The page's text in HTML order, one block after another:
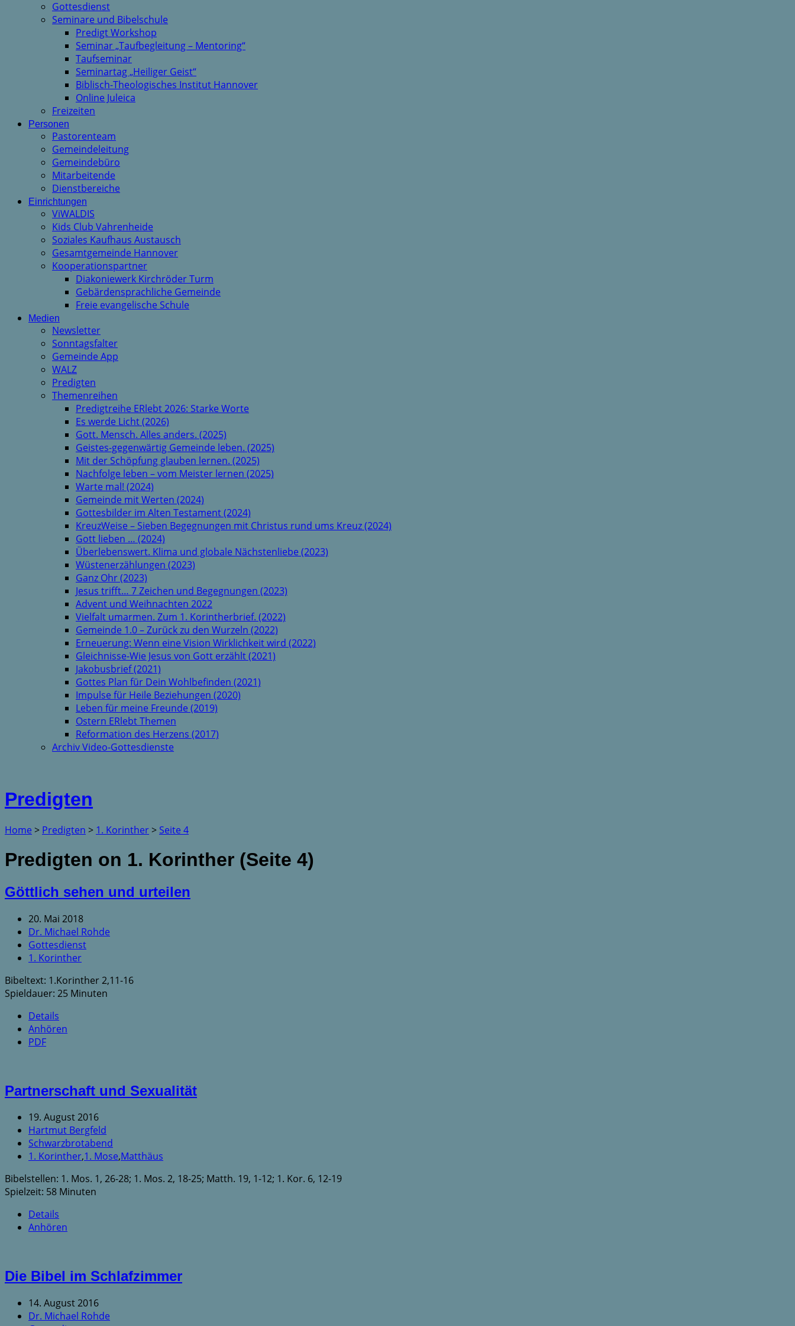
Gottesdienst
Seminare und Bibelschule
Predigt Workshop
Seminar „Taufbegleitung – Mentoring“
Taufseminar
Seminartag „Heiliger Geist“
Biblisch-Theologisches Institut Hannover
Online Juleica
Freizeiten
Personen
Pastorenteam
Gemeindeleitung
Gemeindebüro
Mitarbeitende
Dienstbereiche
Einrichtungen
ViWALDIS
Kids Club Vahrenheide
Soziales Kaufhaus Austausch
Gesamtgemeinde Hannover
Kooperationspartner
Diakoniewerk Kirchröder Turm
Gebärdensprachliche Gemeinde
Freie evangelische Schule
Medien
Newsletter
Sonntagsfalter
Gemeinde App
WALZ
Predigten
Themenreihen
Predigtreihe ERlebt 2026: Starke Worte
Es werde Licht (2026)
Gott. Mensch. Alles anders. (2025)
Geistes-gegenwärtig Gemeinde leben. (2025)
Mit der Schöpfung glauben lernen. (2025)
Nachfolge leben – vom Meister lernen (2025)
Warte mal! (2024)
Gemeinde mit Werten (2024)
Gottesbilder im Alten Testament (2024)
KreuzWeise – Sieben Begegnungen mit Christus rund ums Kreuz (2024)
Gott lieben … (2024)
Überlebenswert. Klima und globale Nächstenliebe (2023)
Wüstenerzählungen (2023)
Ganz Ohr (2023)
Jesus trifft… 7 Zeichen und Begegnungen (2023)
Advent und Weihnachten 2022
Vielfalt umarmen. Zum 1. Korintherbrief. (2022)
Gemeinde 1.0 – Zurück zu den Wurzeln (2022)
Erneuerung: Wenn eine Vision Wirklichkeit wird (2022)
Gleichnisse-Wie Jesus von Gott erzählt (2021)
Jakobusbrief (2021)
Gottes Plan für Dein Wohlbefinden (2021)
Impulse für Heile Beziehungen (2020)
Leben für meine Freunde (2019)
Ostern ERlebt Themen
Reformation des Herzens (2017)
Archiv Video-Gottesdienste
Predigten
Home > Predigten > 1. Korinther> Seite 4
Predigten on 1. Korinther (Seite 4)
Göttlich sehen und urteilen
20. Mai 2018
Dr. Michael Rohde
Gottesdienst
1. Korinther
Bibeltext: 1.Korinther 2,11-16
Spieldauer: 25 Minuten
Details
Anhören
PDF
Partnerschaft und Sexualität
19. August 2016
Hartmut Bergfeld
Schwarzbrotabend
1. Korinther,1. Mose,Matthäus
Bibelstellen: 1. Mos. 1, 26-28; 1. Mos. 2, 18-25; Matth. 19, 1-12; 1. Kor. 6, 12-19
Spielzeit: 58 Minuten
Details
Anhören
Die Bibel im Schlafzimmer
14. August 2016
Dr. Michael Rohde